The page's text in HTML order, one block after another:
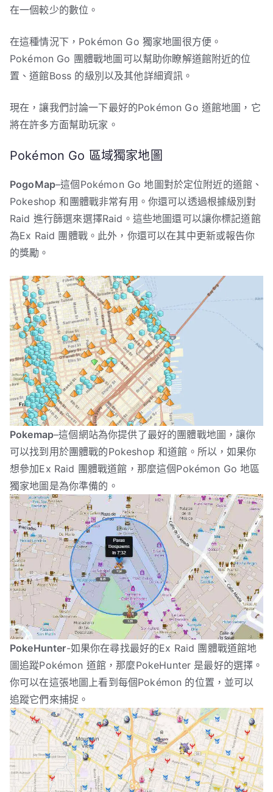
在一個較少的數位。
在這種情況下，Pokémon Go 獨家地圖很方便。
Pokémon Go 團體戰地圖可以幫助你瞭解道館附近的位
置、道館Boss 的級別以及其他詳細資訊。
現在，讓我們討論一下最好的Pokémon Go 道館地圖，它
將在許多方面幫助玩家。
Pokémon Go 區域獨家地圖
PogoMap–這個Pokémon Go 地圖對於定位附近的道館、
Pokeshop 和團體戰非常有用。你還可以透過根據級別對
Raid 進行篩選來選擇Raid。這些地圖還可以讓你標記道館
為Ex Raid 團體戰。此外，你還可以在其中更新或報告你
的獎勵。
Pokemap–這個網站為你提供了最好的團體戰地圖，讓你
可以找到用於團體戰的Pokeshop 和道館。所以，如果你
想參加Ex Raid 團體戰道館，那麼這個Pokémon Go 地區
獨家地圖是為你準備的。
PokeHunter-如果你在尋找最好的Ex Raid 團體戰道館地
圖追蹤Pokémon 道館，那麼PokeHunter 是最好的選擇。
你可以在這張地圖上看到每個Pokémon 的位置，並可以
追蹤它們來捕捉。